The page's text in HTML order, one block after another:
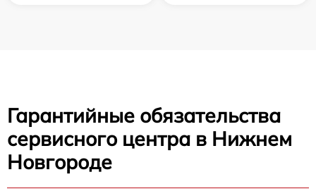
Гарантийные обязательства
сервисного центра в Нижнем
Новгороде